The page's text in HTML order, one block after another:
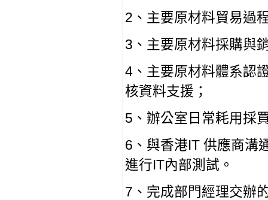
2 、主要原材料貿易過
3 、主要原材料採購與
4 、主要原材料體系認
核資料支援；
5 、辦公室日常耗用採
6 、與香港IT 供應商溝
進行IT內部測試。
7 、完成部門經理交辦